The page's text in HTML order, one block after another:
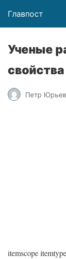
Главпост
Ученые
Петр Юрьев
itemscope